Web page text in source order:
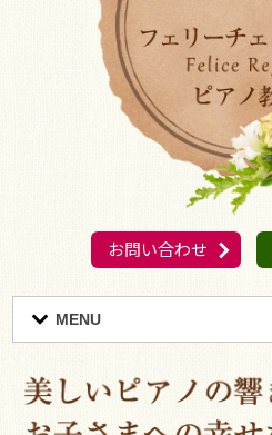
お問い合わせ
MENU